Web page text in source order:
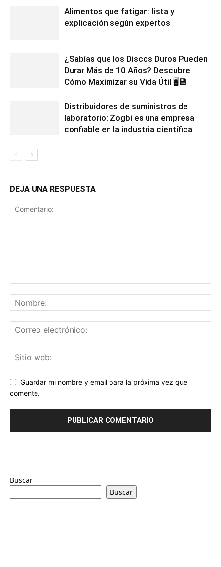
Alimentos que fatigan: lista y
explicación según expertos
¿Sabías que los Discos Duros Pueden
Durar Más de 10 Años? Descubre
Cómo Maximizar su Vida Útil 🖥️💾
Distribuidores de suministros de
laboratorio: Zogbi es una empresa
confiable en la industria científica
DEJA UNA RESPUESTA
Guardar mi nombre y email para la próxima vez que
comente.
Buscar
Buscar